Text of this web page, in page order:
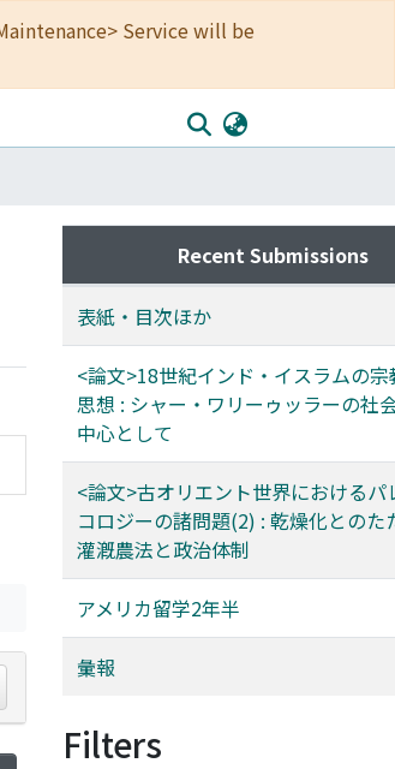
Service will be
Recent Submissions
表紙・目次ほか
<論文>18世紀インド・イスラムの
思想 : シャー・ワリーゥッラーの社
中心として
<論文>古オリエント世界におけるパ
コロジーの諸問題(2) : 乾燥化とのた
灌漑農法と政治体制
アメリカ留学2年半
彙報
Filters